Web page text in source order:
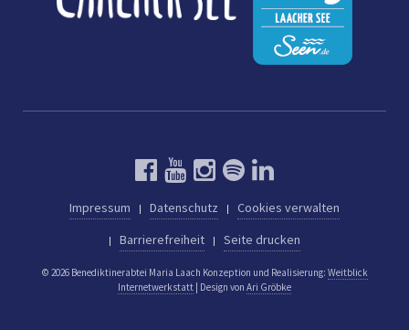
Impressum Datenschutz
Cookies verwalten
Barrierefreiheit
Seite drucken
© 2026 Benediktinerabtei Maria Laach Konzeption und Realisierung: Weitblick
Internetwerkstatt | Design von Ari Gröbke